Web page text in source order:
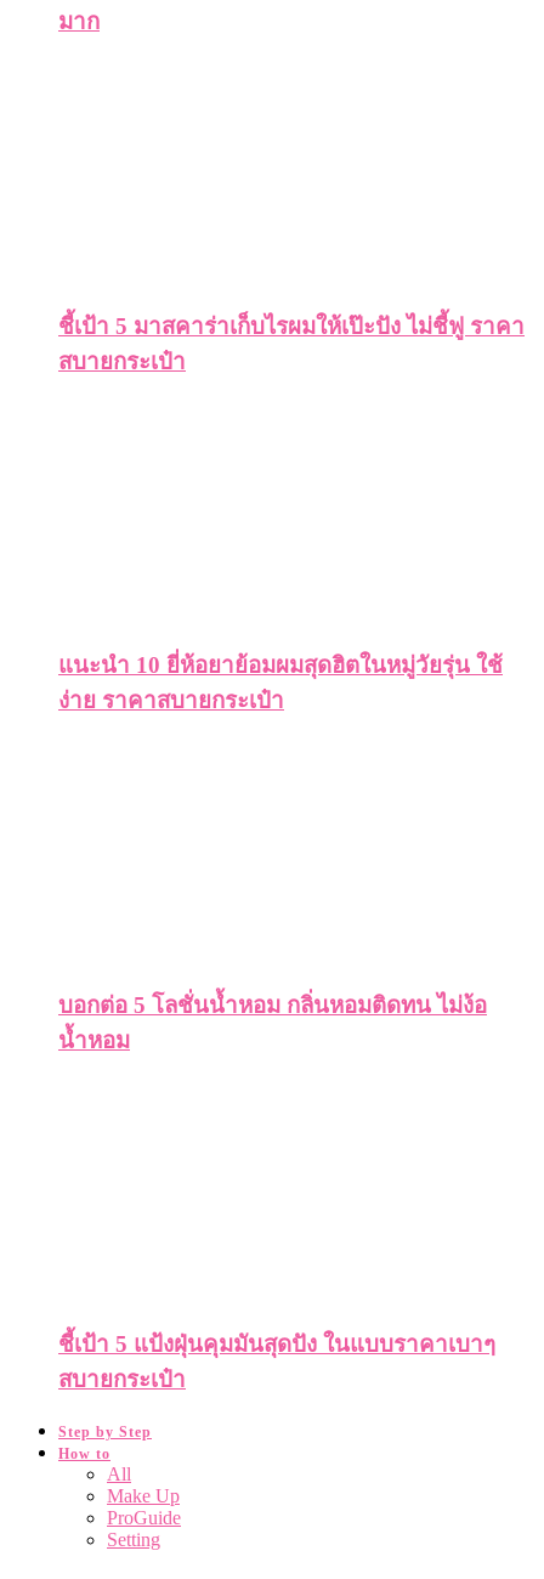
มาก
ชี้เป้า 5 มาสคาร่าเก็บไรผมให้เป๊ะปัง ไม่ชี้ฟู ราคา
สบายกระเป๋า
แนะนำ 10 ยี่ห้อยาย้อมผมสุดฮิตในหมู่วัยรุ่น ใช้
ง่าย ราคาสบายกระเป๋า
บอกต่อ 5 โลชั่นน้ำหอม กลิ่นหอมติดทน ไม่ง้อ
น้ำหอม
ชี้เป้า 5 แป้งฝุ่นคุมมันสุดปัง ในแบบราคาเบาๆ
สบายกระเป๋า
Step by Step
How to
All
Make Up
ProGuide
Setting